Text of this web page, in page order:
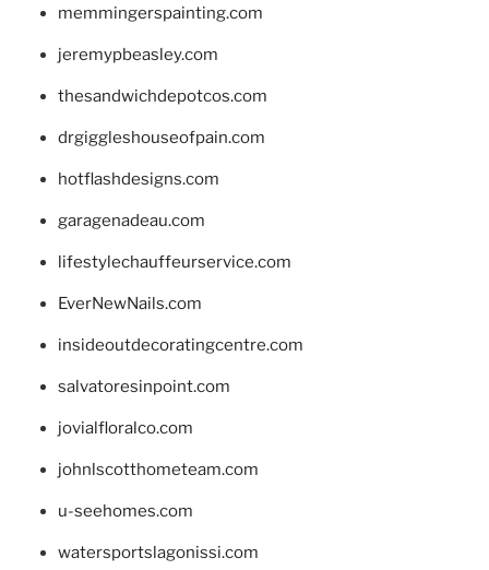
memmingerspainting.com
jeremypbeasley.com
thesandwichdepotcos.com
drgiggleshouseofpain.com
hotflashdesigns.com
garagenadeau.com
lifestylechauffeurservice.com
EverNewNails.com
insideoutdecoratingcentre.com
salvatoresinpoint.com
jovialfloralco.com
johnlscotthometeam.com
u-seehomes.com
watersportslagonissi.com